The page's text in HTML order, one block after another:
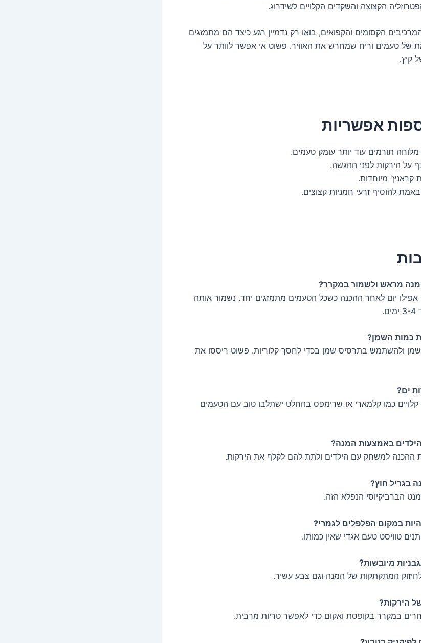
הקסומים והקפואים, בואו רק נדמיין רגע כיצד הם מתמזגים
של טעמים וריח שמחרש את האוויר. פשוט אי אפשר לוותר על
קיץ.
אפשריות
תורמים עוד יותר עומק טעמים.
על הירקות לפני ההגשה.
קראנץ' מיוחדות.
להוסיף זרעי חמניות קצוצים.
מראש ולשמור במקרר?
יום לאחר ההכנה כשכל הטעמים מתמזגים יחד. נשמור אותה
כמות השמן?
ולהשתמש בתרסיס שמן בכדי לחסך קלוריות. פשוט ריססו את
ים?
ים קלויים כמו קלמארי או שרימפס בהחלט ישתלבו טוב עם הטעמים
באמצעות המנה?
למשחק עם הילדים ולתת להם לקלף את הירקות.
בגריל חוץ?
הברביקיוסי הנפלא הזה.
במקום הפלפלים לגמרי?
טוויסט טעם אגדי שאין כמותו.
מיובשות?
לחיזוק המתקתקות של המנה וגם צבע עשיר.
הירקות?
במקרר בקופסת ואקום כדי לאפשר טריות מרבית.